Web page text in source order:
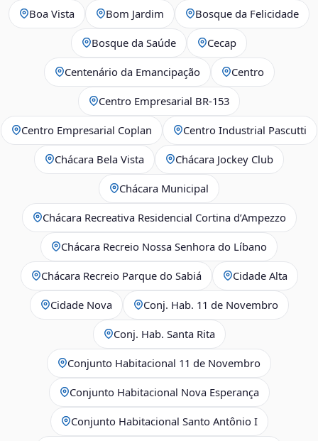
Boa Vista Bom Jardim Bosque da Felicidade
Bosque da Saúde Cecap
Centenário da Emancipação Centro
Centro Empresarial BR-153
Centro Empresarial Coplan Centro Industrial Pascutti
Chácara Bela Vista Chácara Jockey Club
Chácara Municipal
Chácara Recreativa Residencial Cortina d’Ampezzo
Chácara Recreio Nossa Senhora do Líbano
Chácara Recreio Parque do Sabiá Cidade Alta
Cidade Nova Conj. Hab. 11 de Novembro
Conj. Hab. Santa Rita
Conjunto Habitacional 11 de Novembro
Conjunto Habitacional Nova Esperança
Conjunto Habitacional Santo Antônio I